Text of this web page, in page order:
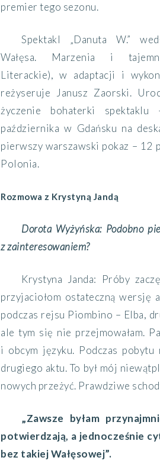
premier tego sezonu.
Spektakl „Danuta W.”
Wałęsa. Marzenia i
Literackie), w adaptacji i
reżyseruje Janusz Zaorski.
życzenie bohaterki
października w Gdańsku na
pierwszy warszawski pokaz – 12
Polonia.
Rozmowa z Krystyną Jandą
Dorota Wyżyńska: Podobno
z zainteresowaniem?
Krystyna Janda: Próby
przyjaciołom ostateczną wersję
podczas rejsu Piombino – Elba,
ale tym się nie przejmowałam.
i obcym języku. Podczas
drugiego aktu. To był mój
nowych przeżyć. Prawdziwe
„Zawsze byłam
potwierdzają, a jednocześnie
bez takiej Wałęsowej”.